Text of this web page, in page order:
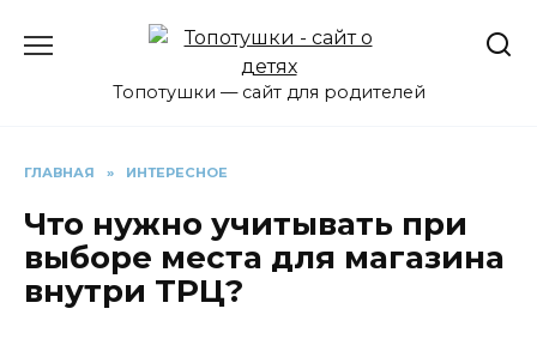
Топотушки — сайт для родителей
ГЛАВНАЯ » ИНТЕРЕСНОЕ
Что нужно учитывать при
выборе места для магазина
внутри ТРЦ?